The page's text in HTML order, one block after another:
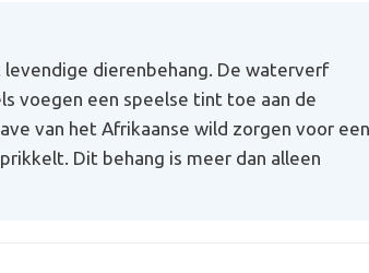
dierenbehang. De waterverf
voegen een speelse tint toe aan de
van het Afrikaanse wild zorgen voor een
Dit behang is meer dan alleen